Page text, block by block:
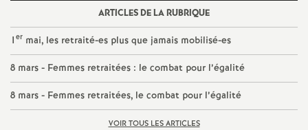
e
g
r
ARTICLES DE LA RUBRIQUE
1er mai, les retraité-es plus que jamais mobilisé-es
8 mars - Femmes retraitées : le combat pour l’égalité
8 mars - Femmes retraitées, le combat pour l’égalité
VOIR TOUS LES ARTICLES